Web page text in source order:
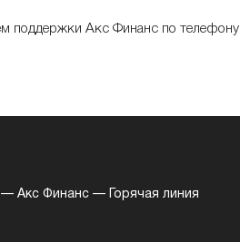
поддержки Акс Финанс по телефону
— Акс Финанс — Горячая линия